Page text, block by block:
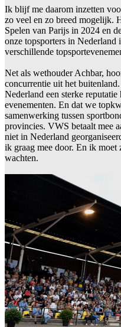
Ik blijf me daarom inzetten
zo veel en zo breed mogelijk.
Spelen van Parijs in 2024 en
onze topsporters in Nederland
verschillende
Net als wethouder Achbar,
concurrentie uit het
Nederland een sterke
evenementen. En dat we
samenwerking tussen
provincies. VWS betaalt mee
niet in Nederland
ik graag mee door. En ik moet
wachten.